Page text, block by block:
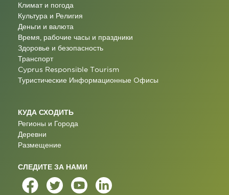
Климат и погода
Культура и Религия
Деньги и валюта
Время, рабочие часы и праздники
Здоровье и безопасность
Транспорт
Cyprus Responsible Tourism
Туристические Информационные Oфисы
КУДА СХОДИТЬ
Регионы и Города
Деревни
Размещение
СЛЕДИТЕ ЗА НАМИ